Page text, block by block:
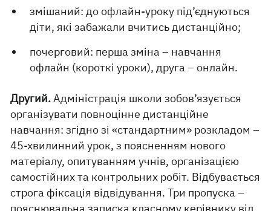
змішаний: до офлайн-уроку під’єднуються
діти, які забажали вчитись дистанційно;
почерговий: перша зміна – навчання
офлайн (короткі уроки), друга – онлайн.
Другий.Адміністрація школи зобов’язується
організувати повноцінне дистанційне
навчання: згідно зі «стандартним» розкладом –
45-хвилинний урок, з поясненням нового
матеріалу, опитуванням учнів, організацією
самостійних та контрольних робіт. Відбувається
строга фіксація відвідування. Три пропуска –